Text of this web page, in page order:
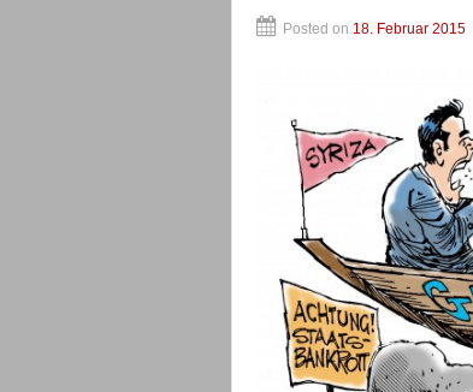
Posted on 18. Februar 2015